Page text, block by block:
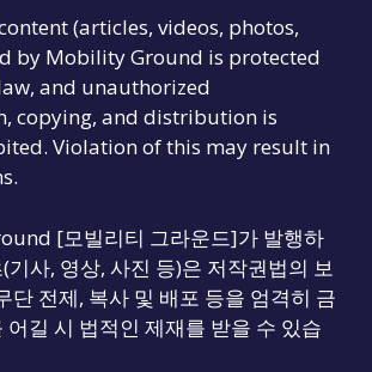
(articles, videos, photos,
by Mobility Ground is protected
and unauthorized
copying, and distribution is
Violation of this may result in
[모빌리티 그라운드]가 발행하
기사, 영상, 사진 등)은 저작권법의 보
단 전제, 복사 및 배포 등을 엄격히 금
어길 시 법적인 제재를 받을 수 있습